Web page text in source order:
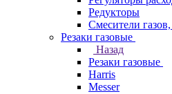
Редукторы
Смесители
Резаки газовые
Назад
Резаки газовые
Harris
Messer